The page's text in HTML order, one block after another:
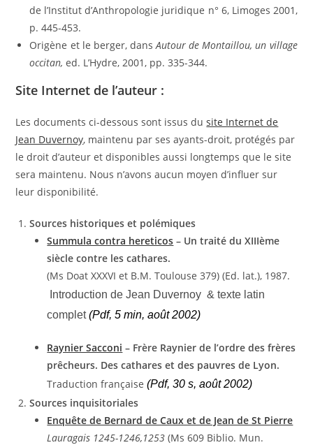
de l’Institut d’Anthropologie juridique n° 6, Limoges 2001,
p. 445-453.
Origène et le berger, dansAutour de Montaillou, un village
occitan,ed. L’Hydre, 2001, pp. 335-344.
Site Internet de l’auteur :
Les documents ci-dessous sont issus dusite Internet de
Jean Duvernoy, maintenu par ses ayants-droit, protégés par
le droit d’auteur et disponibles aussi longtemps que le site
sera maintenu. Nous n’avons aucun moyen d’influer sur
leur disponibilité.
Sources historiques et polémiques
Summula contra hereticos – Un traité du XIIIème
siècle contre les cathares.
(Ms Doat XXXVI et B.M. Toulouse 379) (Ed. lat.), 1987.
Introduction de Jean Duvernoy & texte latin
complet (Pdf, 5 min, août 2002)
Raynier Sacconi – Frère Raynier de l’ordre des frères
prêcheurs. Des cathares et des pauvres de Lyon.
Traduction française(Pdf, 30 s, août 2002)
Sources inquisitoriales
Enquête de Bernard de Caux et de Jean de St Pierre
Lauragais 1245-1246,1253 (Ms 609 Biblio. Mun.